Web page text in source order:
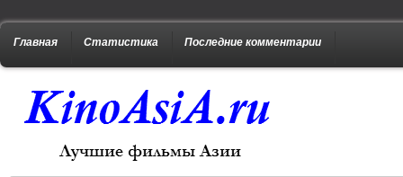
Главная Статистика Последние комментарии